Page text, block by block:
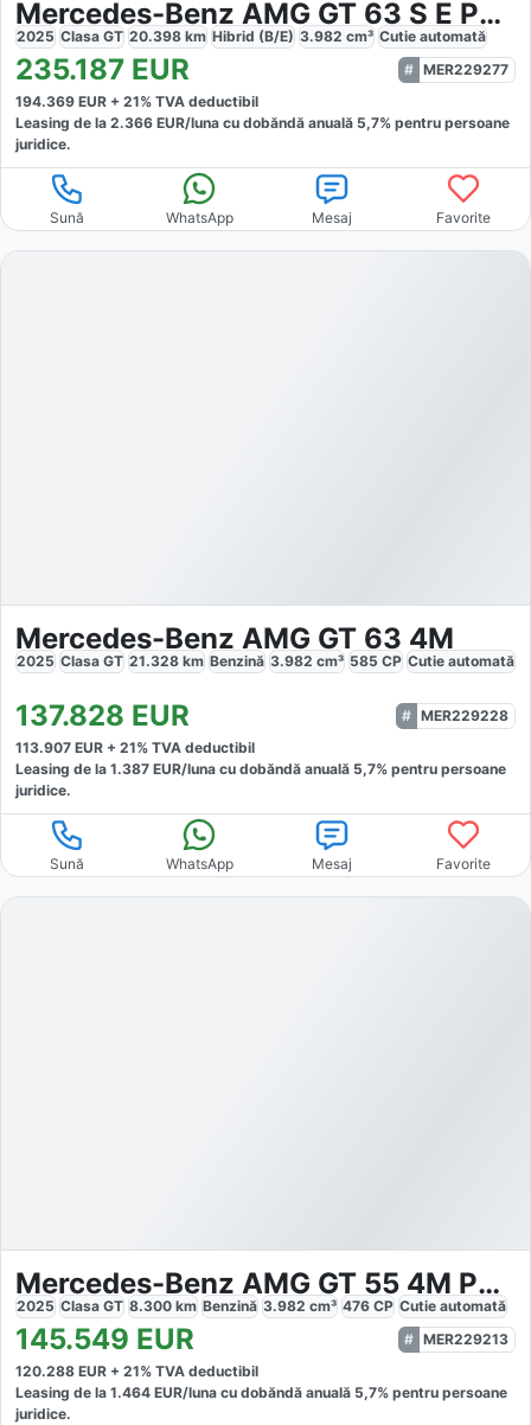
Mercedes-Benz AMG GT 63 S E Performance Keramisch
2025 Clasa GT 20.398 km Hibrid (B/E) 3.982 cm³ Cutie automată
235.187 EUR
MER229277
194.369 EUR + 21% TVA deductibil
Leasing de la 2.366 EUR/luna cu dobăndă anuală 5,7% pentru persoane
juridice.
Sună WhatsApp Mesaj Favorite
Mercedes-Benz AMG GT 63 4M
2025 Clasa GT 21.328 km Benzină 3.982 cm³ 585 CP Cutie automată
137.828 EUR
MER229228
113.907 EUR + 21% TVA deductibil
Leasing de la 1.387 EUR/luna cu dobăndă anuală 5,7% pentru persoane
juridice.
Sună WhatsApp Mesaj Favorite
Mercedes-Benz AMG GT 55 4M PREMIUM
2025 Clasa GT 8.300 km Benzină 3.982 cm³ 476 CP Cutie automată
145.549 EUR
MER229213
120.288 EUR + 21% TVA deductibil
Leasing de la 1.464 EUR/luna cu dobăndă anuală 5,7% pentru persoane
juridice.